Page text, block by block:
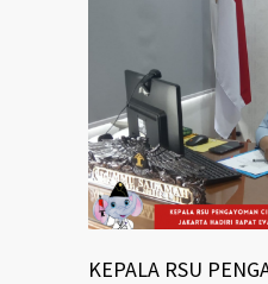
KEPALA RSU